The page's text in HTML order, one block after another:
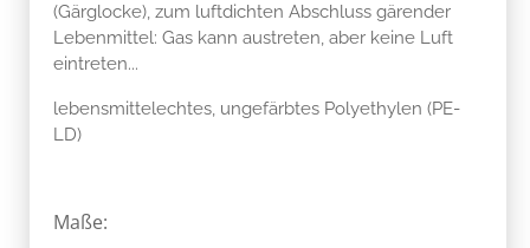
(Gärglocke), zum luftdichten Abschluss gärender
Lebenmittel: Gas kann austreten, aber keine Luft
eintreten...
lebensmittelechtes, ungefärbtes Polyethylen (PE-
LD)
Maße: